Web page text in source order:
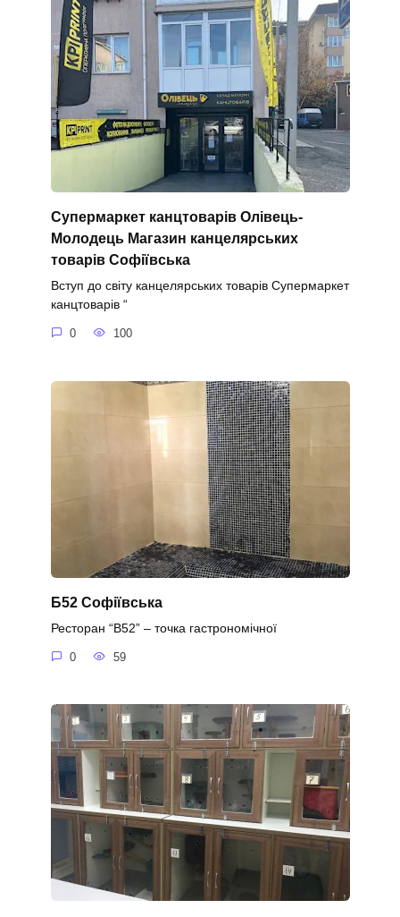
Супермаркет канцтоварів Олівець-
Молодець Магазин канцелярських
товарів Софіївська
Вступ до світу канцелярських товарів Супермаркет
канцтоварів “
0 100
Б52 Софіївська
Ресторан “B52” – точка гастрономічної
0 59